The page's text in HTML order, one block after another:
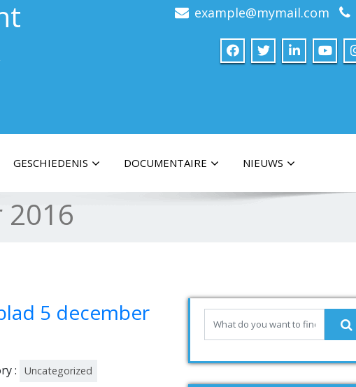
example@mymail.com
GESCHIEDENIS DOCUMENTAIRE NIEUWS
2016
5 december
: Uncategorized